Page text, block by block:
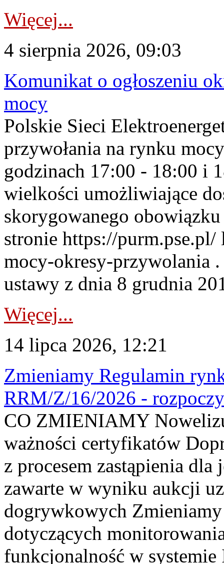
Więcej...
4 sierpnia 2026, 09:03
Komunikat o ogłoszeniu
mocy
Polskie Sieci
przywołania na rynku
godzinach 17:00 - 18:00 i
wielkości umożliwiające
skorygowanego
stronie https://
mocy-okresy-przywolania
ustawy z dnia 8 grudnia
Więcej...
14 lipca 2026, 12:21
Zmieniamy Regulamin
RRM/Z/16/2026 -
CO ZMIENIAMY
ważności certyfikatów
z procesem zastąpienia
zawarte w wyniku aukcji
dogrywkowych Zmieniamy
dotyczących
funkcjonalność w